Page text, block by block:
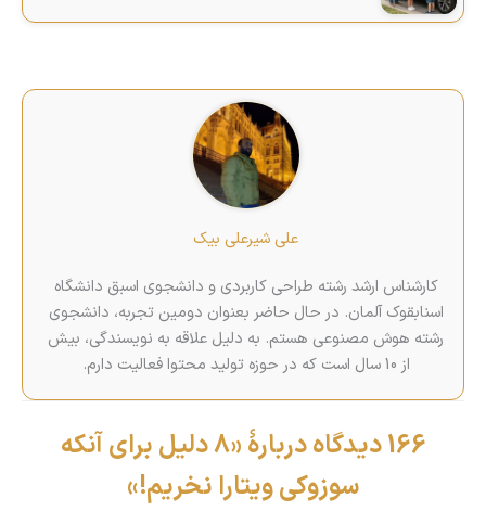
علی شیرعلی بیک
کارشناس ارشد رشته طراحی کاربردی و دانشجوی اسبق دانشگاه
اسنابقوک آلمان. در حال حاضر بعنوان دومین تجربه، دانشجوی
رشته هوش مصنوعی هستم. به دلیل علاقه به نویسندگی، بیش
از 10 سال است که در حوزه تولید محتوا فعالیت دارم.
166 دیدگاه دربارهٔ «8 دلیل برای آنکه
سوزوکی ویتارا نخریم!»